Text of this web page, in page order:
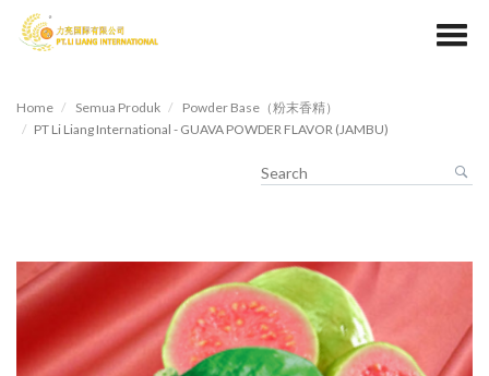
Home Semua Produk
Powder Base（粉末香精）
PT Li Liang International - GUAVA POWDER FLAVOR (JAMBU)